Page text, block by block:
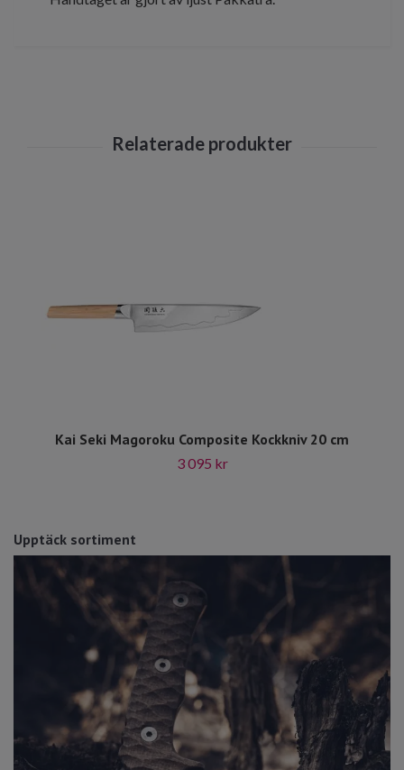
Upptäck sortiment
Kai Seki Magoroku Composite Kockkniv 20 cm
3 095 kr